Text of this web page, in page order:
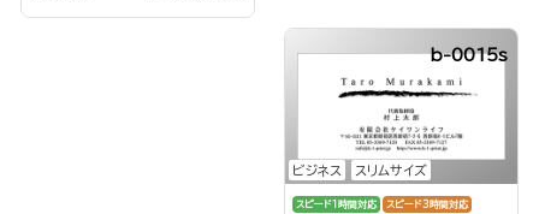
ビジネス スリムサイズ
b-0015s
スピード1時間対応 スピード3時間対応